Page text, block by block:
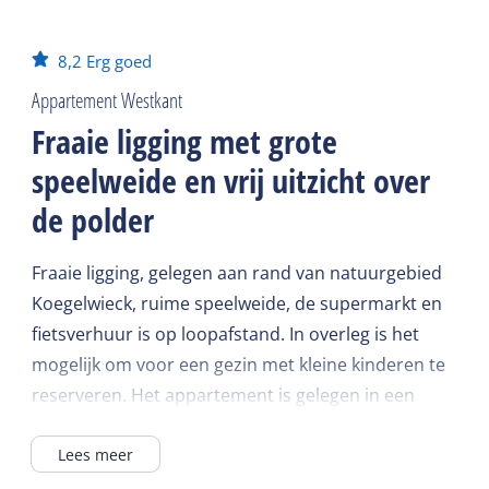
8,2 Erg goed
Appartement Westkant
Fraaie ligging met grote
speelweide en vrij uitzicht over
de polder
Fraaie ligging, gelegen aan rand van natuurgebied
Koegelwieck, ruime speelweide, de supermarkt en
fietsverhuur is op loopafstand. In overleg is het
mogelijk om voor een gezin met kleine kinderen te
reserveren. Het appartement is gelegen in een
dorp Lies. De eigenaar woont in het voorhuis van
Lees meer